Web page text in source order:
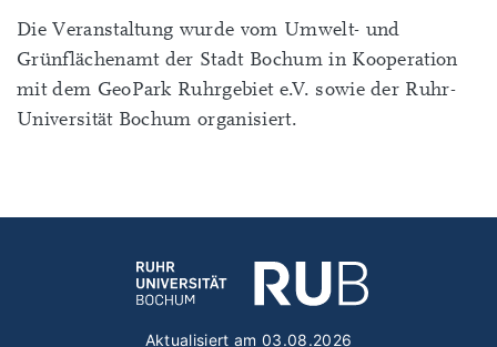
Die Veranstaltung wurde vom Umwelt- und
Grünflächenamt der Stadt Bochum in Kooperation
mit dem GeoPark Ruhrgebiet e.V. sowie der Ruhr-
Universität Bochum organisiert.
Aktualisiert am 03.08.2026